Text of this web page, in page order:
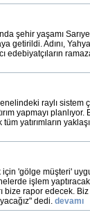
şehir yaşamı
getirildi. Adını,
edebiyatçıların
raylı sistem
yapmayı
yatırımların
'gölge müşteri'
işlem
bize rapor edecek. Biz
dedi. devamı